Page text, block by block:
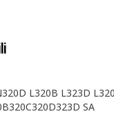
320D L320B L323D L
320C320D323D SA